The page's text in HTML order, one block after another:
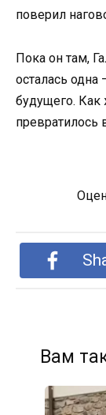
поверил
Пока он там,
осталась одна
будущего. Как
превратилось
Вам